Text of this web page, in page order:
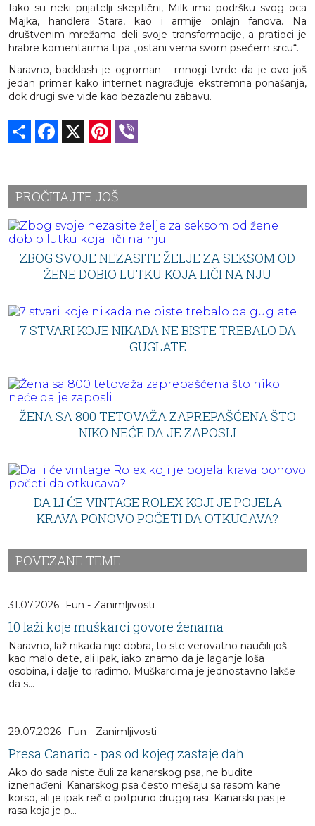
Iako su neki prijatelji skeptični, Milk ima podršku svog oca
Majka, handlera Stara, kao i armije onlajn fanova. Na
društvenim mrežama deli svoje transformacije, a pratioci je
hrabre komentarima tipa „ostani verna svom psećem srcu“.
Naravno, backlash je ogroman – mnogi tvrde da je ovo još
jedan primer kako internet nagrađuje ekstremna ponašanja,
dok drugi sve vide kao bezazlenu zabavu.
Share Facebook Pinterest
PROČITAJTE JOŠ
ZBOG SVOJE NEZASITE ŽELJE ZA SEKSOM OD
ŽENE DOBIO LUTKU KOJA LIČI NA NJU
7 STVARI KOJE NIKADA NE BISTE TREBALO DA
GUGLATE
ŽENA SA 800 TETOVAŽA ZAPREPAŠĆENA ŠTO
NIKO NEĆE DA JE ZAPOSLI
DA LI ĆE VINTAGE ROLEX KOJI JE POJELA
KRAVA PONOVO POČETI DA OTKUCAVA?
POVEZANE TEME
31.07.2026 Fun - Zanimljivosti
10 laži koje muškarci govore ženama
Naravno, laž nikada nije dobra, to ste verovatno naučili još
kao malo dete, ali ipak, iako znamo da je laganje loša
osobina, i dalje to radimo. Muškarcima je jednostavno lakše
da s...
29.07.2026 Fun - Zanimljivosti
Presa Canario - pas od kojeg zastaje dah
Ako do sada niste čuli za kanarskog psa, ne budite
iznenađeni. Kanarskog psa često mešaju sa rasom kane
korso, ali je ipak reč o potpuno drugoj rasi. Kanarski pas je
rasa koja je p...